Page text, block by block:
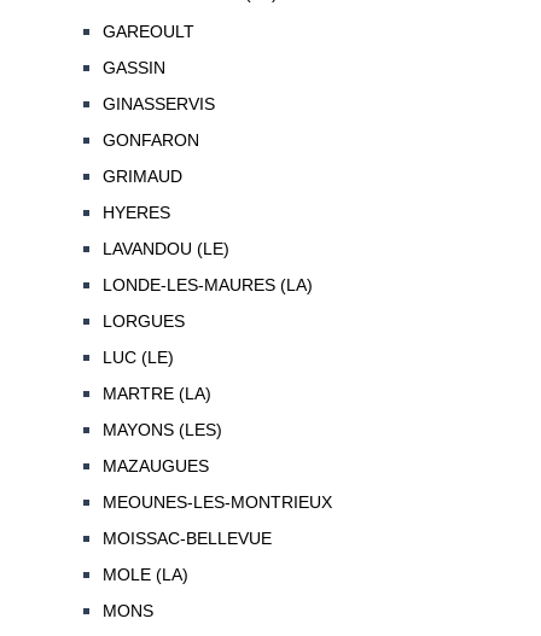
GAREOULT
GASSIN
GINASSERVIS
GONFARON
GRIMAUD
HYERES
LAVANDOU (LE)
LONDE-LES-MAURES (LA)
LORGUES
LUC (LE)
MARTRE (LA)
MAYONS (LES)
MAZAUGUES
MEOUNES-LES-MONTRIEUX
MOISSAC-BELLEVUE
MOLE (LA)
MONS